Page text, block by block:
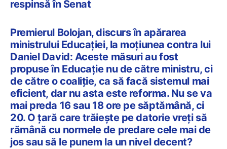
respinsă în Senat
Premierul Bolojan, discurs în apărarea
ministrului Educației, la moțiunea contra lui
Daniel David: Aceste măsuri au fost
propuse în Educație nu de către ministru, ci
de către o coaliție, ca să facă sistemul mai
eficient, dar nu asta este reforma. Nu se va
mai preda 16 sau 18 ore pe săptămână, ci
20. O țară care trăiește pe datorie vreți să
rămână cu normele de predare cele mai de
jos sau să le punem la un nivel decent?